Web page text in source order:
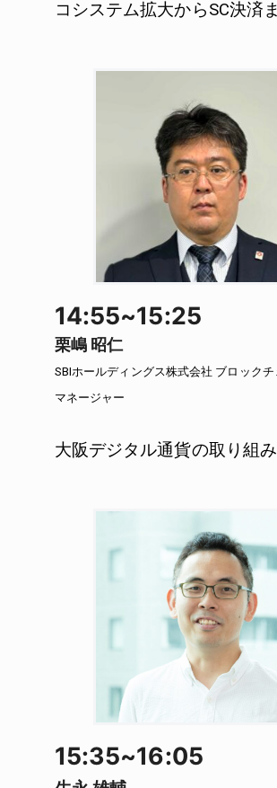
コシステム拡大からSC決済
14:55~15:25
栗嶋 昭仁
SBIホールディングス株式会社 ブロック
マネージャー
大阪デジタル通貨の取り組み
15:35~16:05